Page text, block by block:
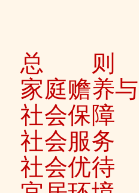
总 则
家庭赡养
社会保障
社会服务
社会优待